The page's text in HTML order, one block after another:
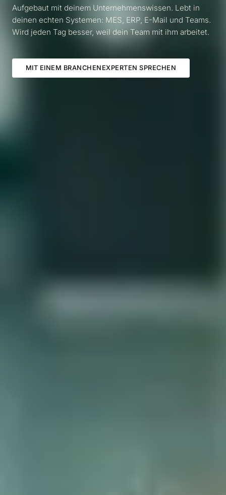
Aufgebaut mit deinem Unternehmenswissen. Lebt in
deinen echten Systemen: MES, ERP, E-Mail und Teams.
Wird jeden Tag besser, weil dein Team mit ihm arbeitet.
MIT EINEM BRANCHENEXPERTEN SPRECHEN